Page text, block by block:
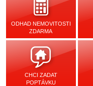
ODHAD NEMOVITOSTI
ZDARMA
CHCI ZADAT
POPTÁVKU